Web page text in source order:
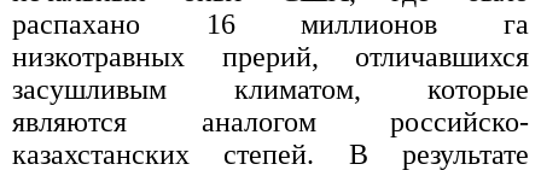
распахано 16 миллионов га
низкотравных прерий, отличавшихся
засушливым климатом, которые
являются аналогом российско-
казахстанских степей. В результате